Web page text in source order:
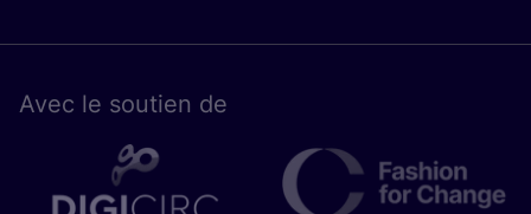
Avec le sou­tien de